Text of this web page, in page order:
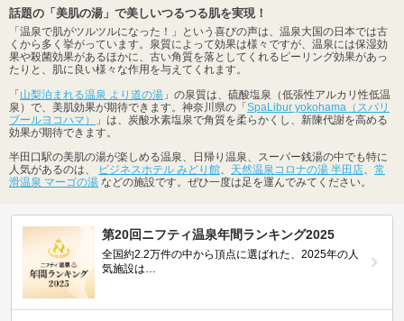
話題の「美肌の湯」で美しいつるつる肌を実現！
「温泉で肌がツルツルになった！」という喜びの声は、温泉大国の日本では古
くから多く挙がっています。泉質によって効果は様々ですが、温泉には保湿効
果や殺菌効果があるほかに、古い角質を落としてくれるピーリング効果があっ
たりと、肌に良い様々な作用を与えてくれます。
「山梨泊まれる温泉 より道の湯 」の泉質は、硫酸塩泉（低張性アルカリ性低温
泉）で、美肌効果が期待できます。神奈川県の「SpaLibur yokohama（スパリ
ブールヨコハマ）
」は、炭酸水素塩泉で角質を柔らかくし、新陳代謝を高める
効果が期待できます。
半田口駅の美肌の湯が楽しめる温泉、日帰り温泉、スーパー銭湯の中でも特に
人気があるのは、
ビジネスホテル みどり館 天然温泉コロナの湯 半田店
常
滑温泉 マーゴの湯 などの施設です。ぜひ一度は足を運んでみてください。
第20回ニフティ温泉年間ランキング2025
全国約2.2万件の中から頂点に選ばれた、2025年の人
気施設は…